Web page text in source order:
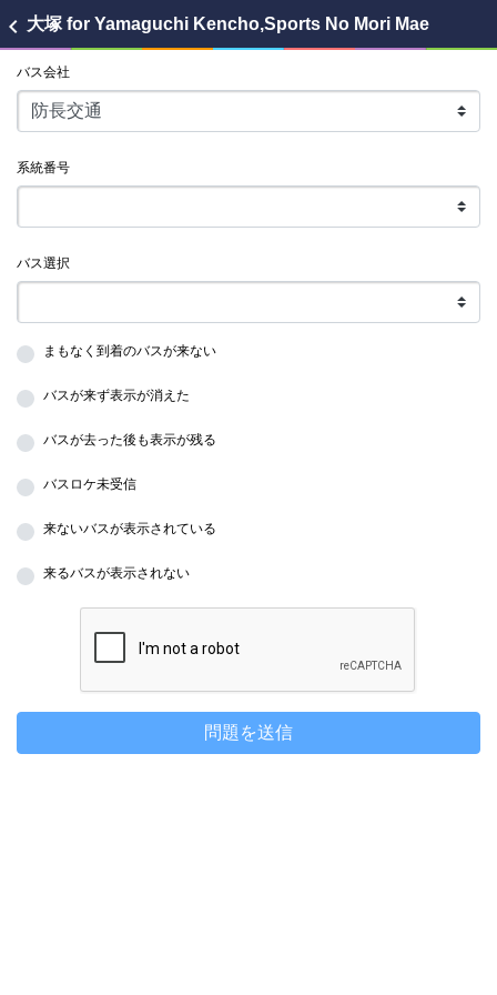
chevron_left 大塚for Yamaguchi Kencho,Sports No Mori Mae
バス会社
系統番号
バス選択
まもなく到着のバスが来ない
バスが来ず表示が消えた
バスが去った後も表示が残る
バスロケ未受信
来ないバスが表示されている
来るバスが表示されない
問題を送信